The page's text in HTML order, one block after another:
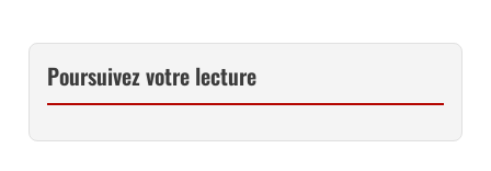
Poursuivez votre lecture